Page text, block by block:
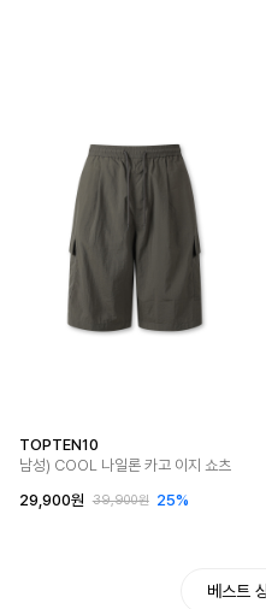
TOPTEN10
남성) COOL 나일론 카고 이지 쇼츠
29,900원
39,900원 25%
베스트